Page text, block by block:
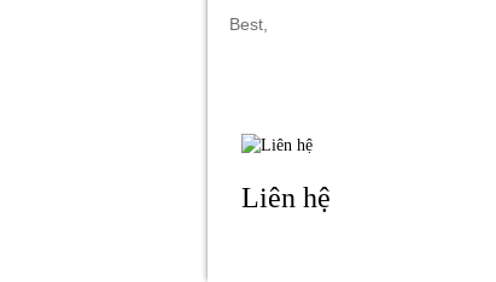
Best,
Liên hệ